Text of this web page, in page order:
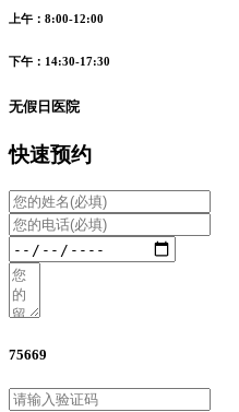
上午：8:00-12:00
下午：14:30-17:30
无假日医院
快速预约
75669